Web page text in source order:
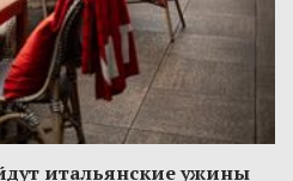
итальянские ужины